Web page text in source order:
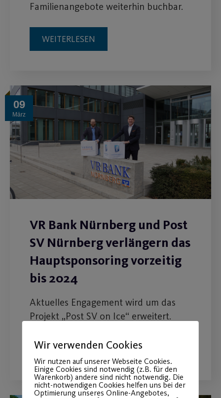
Familienangebote weiterhin buchbar.
WEITERLESEN
09
März
VR Bank Nürnberg und Post
SV Nürnberg verlängern das
Hauptsponsoring vorzeitig
bis 2024
Aktuelles Engagement wird um das
Projekt „Post SV on Ice“ erweitert.
WEITERLESEN
Wir verwenden Cookies
Wir nutzen auf unserer Webseite Cookies.
Einige Cookies sind notwendig (z.B. für den
Warenkorb) andere sind nicht notwendig. Die
nicht-notwendigen Cookies helfen uns bei der
Optimierung unseres Online-Angebotes,